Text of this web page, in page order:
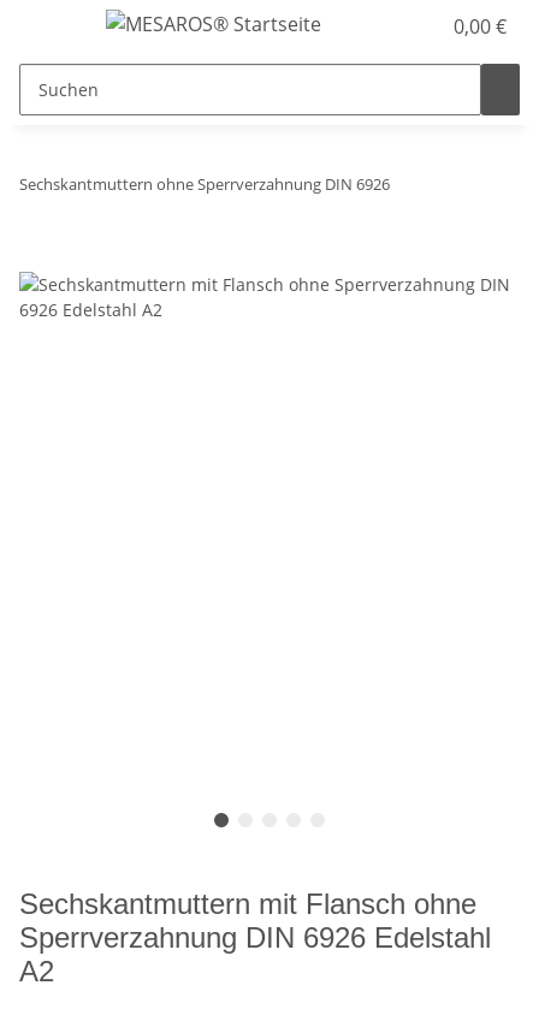
0,00 €
Sechskantmuttern ohne Sperrverzahnung DIN 6926
Sechskantmuttern mit Flansch ohne
Sperrverzahnung DIN 6926 Edelstahl
A2